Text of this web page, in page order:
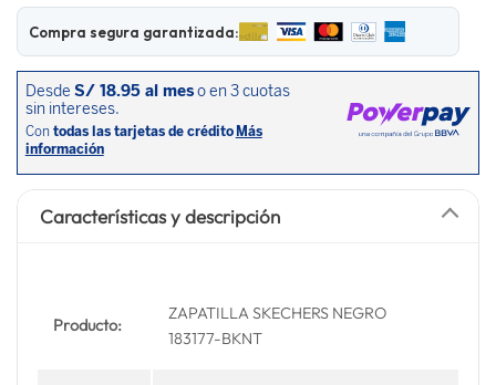
Compra segura garantizada:
Características y descripción
Producto:
ZAPATILLA SKECHERS NEGRO
183177-BKNT